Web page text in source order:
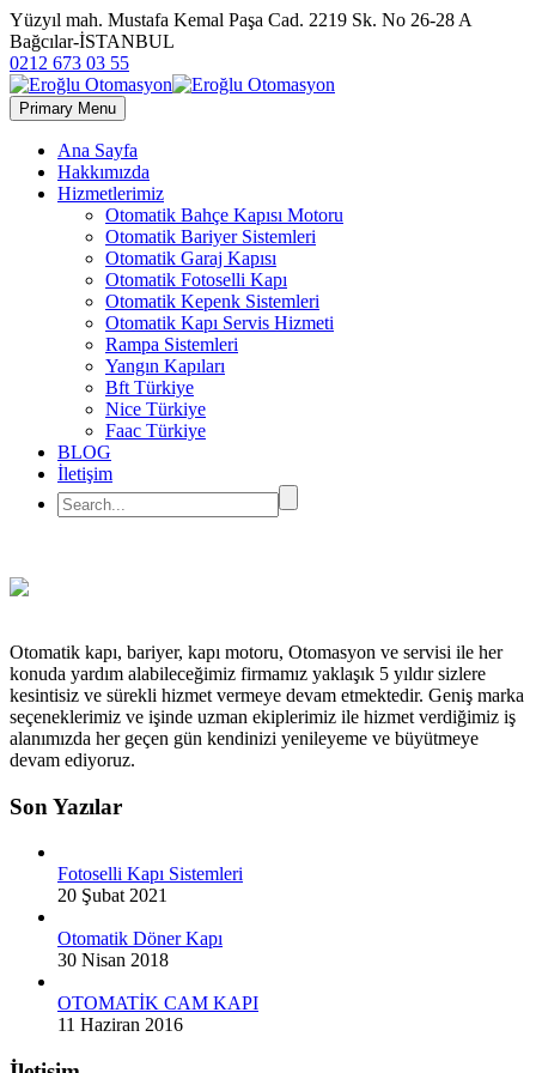
Yüzyıl mah. Mustafa Kemal Paşa Cad. 2219 Sk. No 26-28 A
Bağcılar-İSTANBUL
0212 673 03 55
Primary Menu
Ana Sayfa
Hakkımızda
Hizmetlerimiz
Otomatik Bahçe Kapısı Motoru
Otomatik Bariyer Sistemleri
Otomatik Garaj Kapısı
Otomatik Fotoselli Kapı
Otomatik Kepenk Sistemleri
Otomatik Kapı Servis Hizmeti
Rampa Sistemleri
Yangın Kapıları
Bft Türkiye
Nice Türkiye
Faac Türkiye
BLOG
İletişim
Otomatik kapı, bariyer, kapı motoru, Otomasyon ve servisi ile her
konuda yardım alabileceğimiz firmamız yaklaşık 5 yıldır sizlere
kesintisiz ve sürekli hizmet vermeye devam etmektedir. Geniş marka
seçeneklerimiz ve işinde uzman ekiplerimiz ile hizmet verdiğimiz iş
alanımızda her geçen gün kendinizi yenileyeme ve büyütmeye
devam ediyoruz.
Son Yazılar
Fotoselli Kapı Sistemleri
20 Şubat 2021
Otomatik Döner Kapı
30 Nisan 2018
OTOMATİK CAM KAPI
11 Haziran 2016